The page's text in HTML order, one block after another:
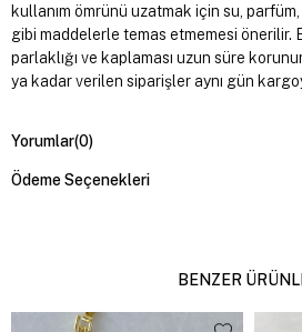
kullanım ömrünü uzatmak için su,
gibi maddelerle temas etmemesi önerilir.
parlaklığı ve kaplaması uzun süre
ya kadar verilen siparişler aynı gün
Yorumlar(0)
Ödeme Seçenekleri
BENZER